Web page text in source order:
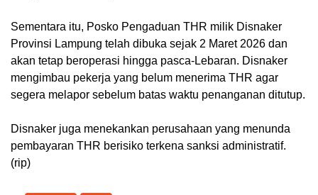
Sementara itu, Posko Pengaduan THR milik Disnaker
Provinsi Lampung telah dibuka sejak 2 Maret 2026 dan
akan tetap beroperasi hingga pasca-Lebaran. Disnaker
mengimbau pekerja yang belum menerima THR agar
segera melapor sebelum batas waktu penanganan ditutup.
Disnaker juga menekankan perusahaan yang menunda
pembayaran THR berisiko terkena sanksi administratif.
(rip)